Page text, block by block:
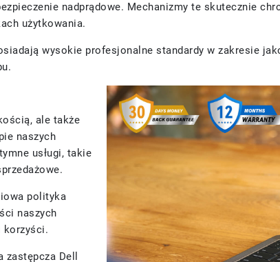
nadprądowe. Mechanizmy te skutecznie
użytkowania.
wysokie profesjonalne standardy w zakresie
ale także
naszych
usługi, takie
polityka
naszych
korzyści.
zastępcza Dell